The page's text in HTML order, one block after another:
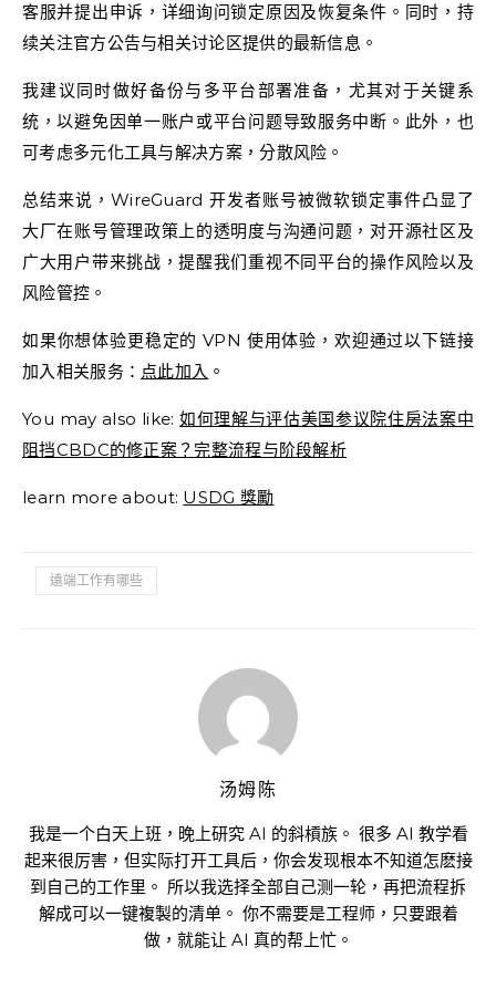
客服并提出申诉，详细询问锁定原因及恢复条件。同时，持
续关注官方公告与相关讨论区提供的最新信息。
我建议同时做好备份与多平台部署准备，尤其对于关键系
统，以避免因单一账户或平台问题导致服务中断。此外，也
可考虑多元化工具与解决方案，分散风险。
总结来说，WireGuard 开发者账号被微软锁定事件凸显了
大厂在账号管理政策上的透明度与沟通问题，对开源社区及
广大用户带来挑战，提醒我们重视不同平台的操作风险以及
风险管控。
如果你想体验更稳定的 VPN 使用体验，欢迎通过以下链接
加入相关服务： 点此加入 。
You may also like:如何理解与评估美国参议院住房法案中
阻挡CBDC的修正案？完整流程与阶段解析
learn more about: USDG 獎勵
遠端工作有哪些
汤姆陈
我是一个白天上班，晚上研究 AI 的斜槓族。 很多 AI 教学看
起来很厉害，但实际打开工具后，你会发现根本不知道怎麽接
到自己的工作里。 所以我选择全部自己测一轮，再把流程拆
解成可以一键複製的清单。 你不需要是工程师，只要跟着
做，就能让 AI 真的帮上忙。